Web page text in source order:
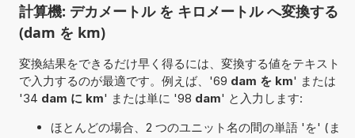
計算機: デカメートル を キロメートル へ変換する
(dam を km)
変換結果をできるだけ早く得るには、変換する値をテキスト
で入力するのが最適です。例えば、'69 dam を km' または
'34 dam に km' または単に '98 dam' と入力します:
ほとんどの場合、2 つのユニット名の間の単語 'を' (ま